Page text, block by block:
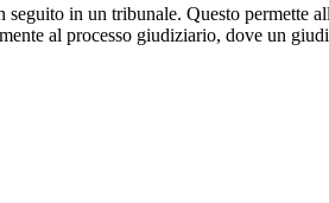
in un tribunale. Questo permette
al processo giudiziario, dove un